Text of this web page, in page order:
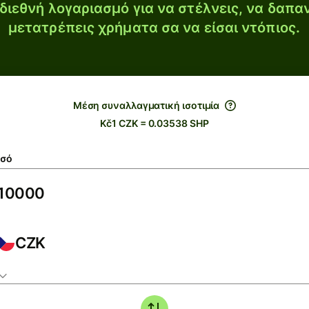
λογαριασμό για να στέλνεις, να
μετατρέπεις χρήματα σα να είσαι ντόπιος.
Μέση συναλλαγματική ισοτιμία
Kč1 CZK = 0.03538 SHP
CZK